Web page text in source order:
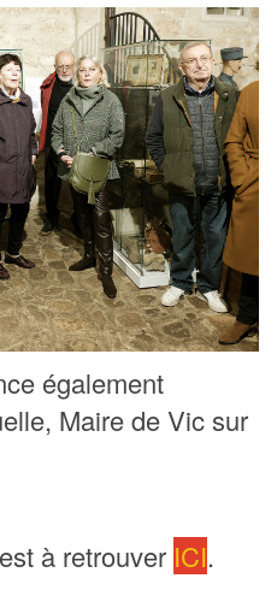
également
Maire de Vic sur
à retrouver ICI.